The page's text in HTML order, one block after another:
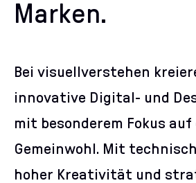
Marken.
Bei visuellverstehen
innovative Digital- und
mit besonderem Fokus auf
Gemeinwohl. Mit
hoher Kreativität und